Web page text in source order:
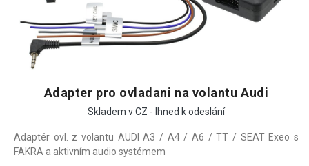
Adapter pro ovladani na volantu Audi
Skladem v CZ - Ihned k odeslání
Adaptér ovl. z volantu AUDI A3 / A4 / A6 / TT / SEAT Exeo s
FAKRA a aktivním audio systémem